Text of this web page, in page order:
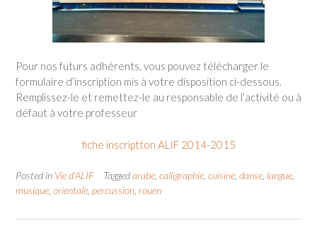
Pour nos futurs adhérents, vous pouvez télécharger le
formulaire d’inscription mis à votre disposition ci-dessous.
Remplissez-le et remettez-le au responsable de l’activité ou à
défaut à votre professeur
fiche inscriptton ALIF 2014-2015
Posted in Vie d'ALIF Taggedarabe calligraphie cuisine danse langue
musique orientale percussion rouen